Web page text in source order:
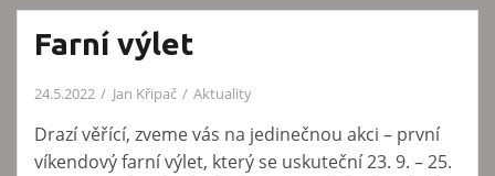
Farní výlet
24.5.2022 Jan Křipač Aktuality
Drazí věřící, zveme vás na jedinečnou akci – první
víkendový farní výlet, který se uskuteční 23. 9. – 25.